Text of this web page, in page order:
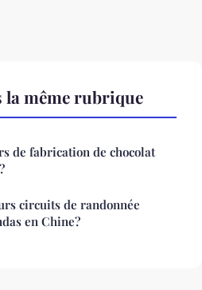
même rubrique
de fabrication de chocolat
circuits de randonnée
en Chine?